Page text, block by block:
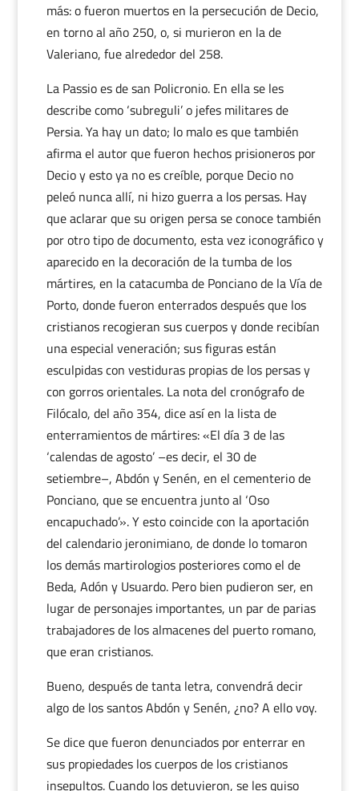
más: o fueron muertos en la persecución de Decio,
en torno al año 250, o, si murieron en la de
Valeriano, fue alrededor del 258.
La Passio es de san Policronio. En ella se les
describe como ‘subreguli’ o jefes militares de
Persia. Ya hay un dato; lo malo es que también
afirma el autor que fueron hechos prisioneros por
Decio y esto ya no es creíble, porque Decio no
peleó nunca allí, ni hizo guerra a los persas. Hay
que aclarar que su origen persa se conoce también
por otro tipo de documento, esta vez iconográfico y
aparecido en la decoración de la tumba de los
mártires, en la catacumba de Ponciano de la Vía de
Porto, donde fueron enterrados después que los
cristianos recogieran sus cuerpos y donde recibían
una especial veneración; sus figuras están
esculpidas con vestiduras propias de los persas y
con gorros orientales. La nota del cronógrafo de
Filócalo, del año 354, dice así en la lista de
enterramientos de mártires: «El día 3 de las
‘calendas de agosto’ –es decir, el 30 de
setiembre–, Abdón y Senén, en el cementerio de
Ponciano, que se encuentra junto al ‘Oso
encapuchado’». Y esto coincide con la aportación
del calendario jeronimiano, de donde lo tomaron
los demás martirologios posteriores como el de
Beda, Adón y Usuardo. Pero bien pudieron ser, en
lugar de personajes importantes, un par de parias
trabajadores de los almacenes del puerto romano,
que eran cristianos.
Bueno, después de tanta letra, convendrá decir
algo de los santos Abdón y Senén, ¿no? A ello voy.
Se dice que fueron denunciados por enterrar en
sus propiedades los cuerpos de los cristianos
insepultos. Cuando los detuvieron, se les quiso